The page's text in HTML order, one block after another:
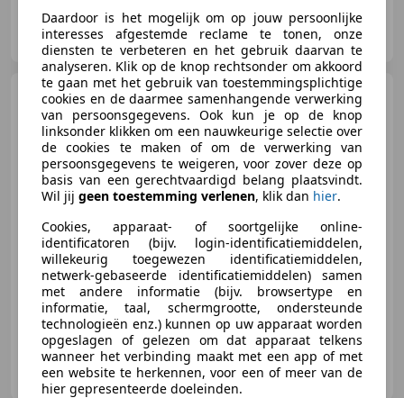
Kallenhard B.V.
NL-4205 MZ GORINCHEM
Aston Martin Lagonda
Taraf - EU-Registration
€ 799.875 1
02/2015 2.062 km Benzine 403 kW (548 PK)
Kallenhard B.V.
NL-4205 MZ GORINCHEM
Daardoor is het mogelijk om op jouw persoonlijke
interesses afgestemde reclame te tonen, onze
diensten te verbeteren en het gebruik daarvan te
analyseren. Klik op de knop rechtsonder om akkoord
te gaan met het gebruik van toestemmingsplichtige
cookies en de daarmee samenhangende verwerking
van persoonsgegevens. Ook kun je op de knop
linksonder klikken om een nauwkeurige selectie over
de cookies te maken of om de verwerking van
persoonsgegevens te weigeren, voor zover deze op
basis van een gerechtvaardigd belang plaatsvindt.
Wil jij geen toestemming verlenen, klik dan hier.
Cookies, apparaat- of soortgelijke online-
identificatoren (bijv. login-identificatiemiddelen,
willekeurig toegewezen identificatiemiddelen,
netwerk-gebaseerde identificatiemiddelen) samen
met andere informatie (bijv. browsertype en
informatie, taal, schermgrootte, ondersteunde
technologieën enz.) kunnen op uw apparaat worden
opgeslagen of gelezen om dat apparaat telkens
wanneer het verbinding maakt met een app of met
een website te herkennen, voor een of meer van de
hier gepresenteerde doeleinden.